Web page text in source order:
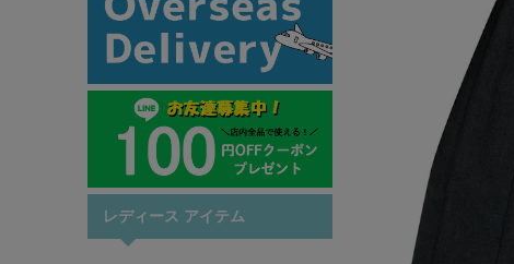
レディース アイテム